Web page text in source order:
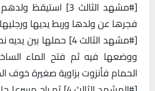
[#مشهد الثالث 3]
فجرها عن ولدها وربط يديها
[#مشهد الثالث 4] حملها
ووضعها فيه ثم فتح الماء
الحمام فأنزوت بزاوية صغيرة خوف